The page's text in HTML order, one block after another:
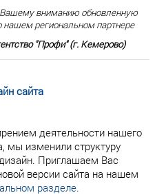
вниманию обновленную
региональном партнере
"Профи" (г. Кемерово)
сайта
деятельности нашего
мы изменили структуру
Приглашаем Вас
версии сайта на нашем
разделе.